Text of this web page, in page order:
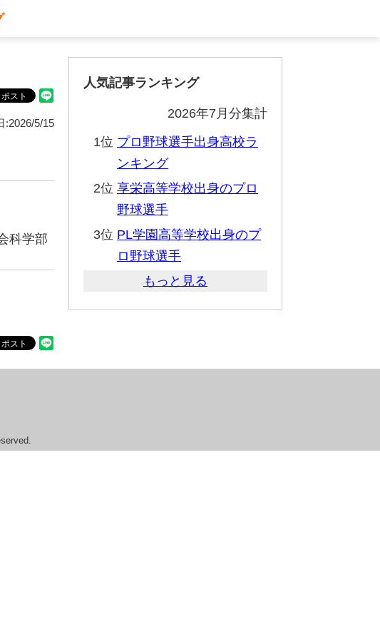
:2026/5/15
科学部
人気記事ランキング
2026年7月分集計
1位 プロ野球選手出身高校ラ
ンキング
2位 享栄高等学校出身のプロ
野球選手
3位 PL学園高等学校出身のプ
ロ野球選手
もっと見る